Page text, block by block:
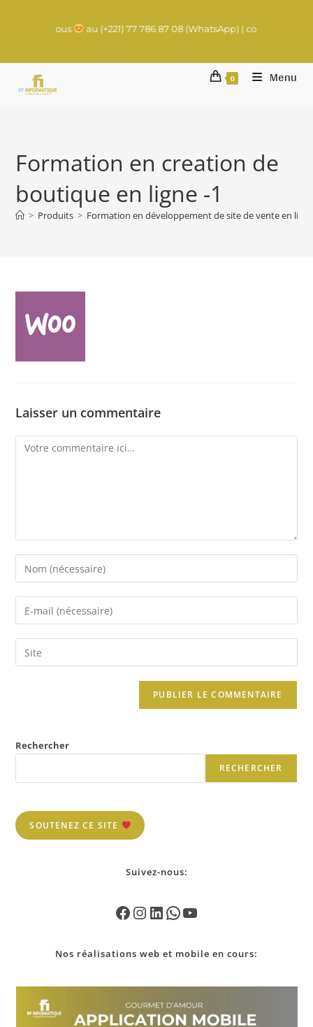
au (+221) 77 786 87 08 (WhatsApp) | contact@rachadifils.com
0 Menu
Formation en creation de
boutique en ligne -1
> Produits > Formation en développement de site de vente en
Laisser un commentaire
Rechercher
RECHERCHER
SOUTENEZ CE SITE
Suivez-nous:
Nos réalisations web et mobile en cours: